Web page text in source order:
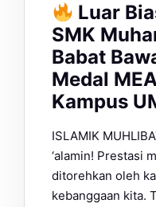
Luar
SMK
Babat
Medal
Kampus
ISLAMIK
‘alamin! Prestasi
ditorehkan oleh
kebanggaan kita.